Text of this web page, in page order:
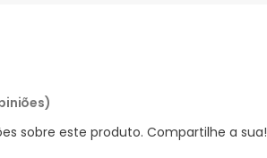
sobre este produto. Compartilhe a sua!